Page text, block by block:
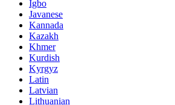
Igbo
Javanese
Kannada
Kazakh
Khmer
Kurdish
Kyrgyz
Latin
Latvian
Lithuanian